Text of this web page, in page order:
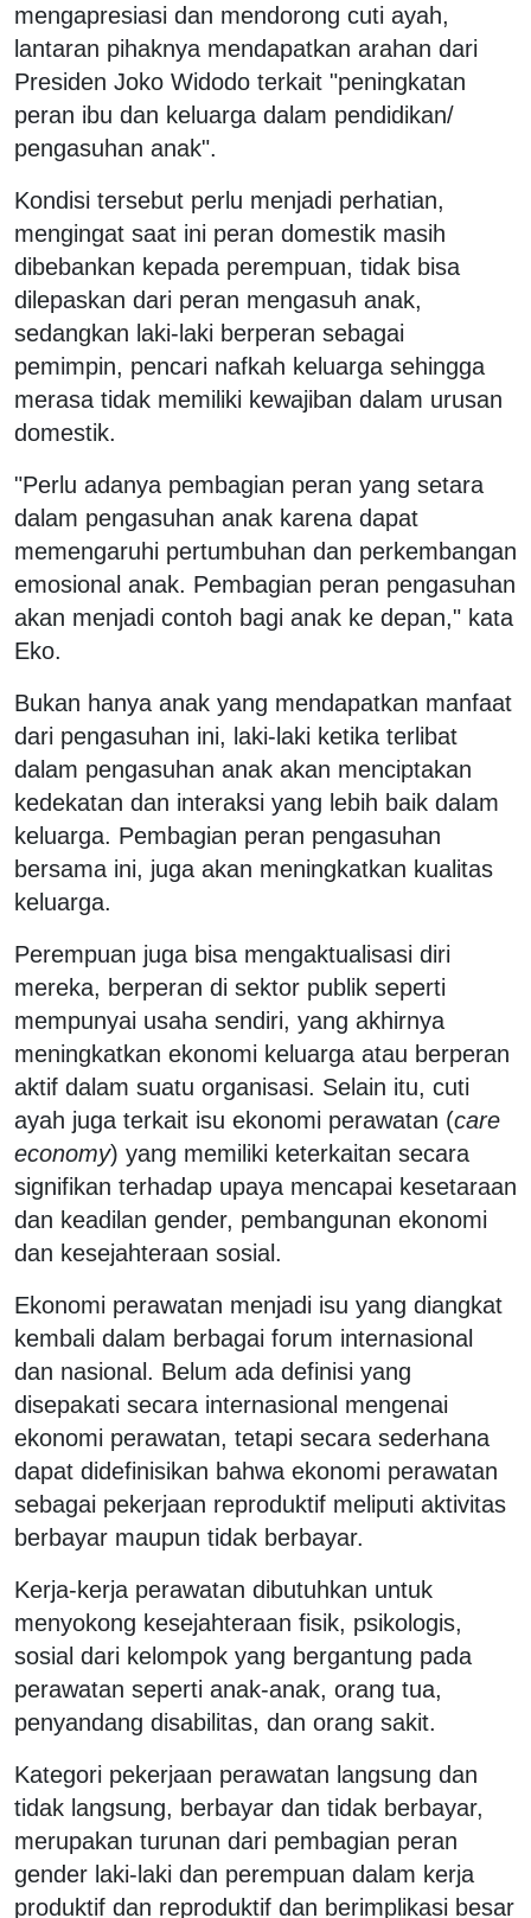
mengapresiasi dan mendorong cuti ayah,
lantaran pihaknya mendapatkan arahan dari
Presiden Joko Widodo terkait "peningkatan
peran ibu dan keluarga dalam pendidikan/
pengasuhan anak".
Kondisi tersebut perlu menjadi perhatian,
mengingat saat ini peran domestik masih
dibebankan kepada perempuan, tidak bisa
dilepaskan dari peran mengasuh anak,
sedangkan laki-laki berperan sebagai
pemimpin, pencari nafkah keluarga sehingga
merasa tidak memiliki kewajiban dalam urusan
domestik.
"Perlu adanya pembagian peran yang setara
dalam pengasuhan anak karena dapat
memengaruhi pertumbuhan dan perkembangan
emosional anak. Pembagian peran pengasuhan
akan menjadi contoh bagi anak ke depan," kata
Eko.
Bukan hanya anak yang mendapatkan manfaat
dari pengasuhan ini, laki-laki ketika terlibat
dalam pengasuhan anak akan menciptakan
kedekatan dan interaksi yang lebih baik dalam
keluarga. Pembagian peran pengasuhan
bersama ini, juga akan meningkatkan kualitas
keluarga.
Perempuan juga bisa mengaktualisasi diri
mereka, berperan di sektor publik seperti
mempunyai usaha sendiri, yang akhirnya
meningkatkan ekonomi keluarga atau berperan
aktif dalam suatu organisasi. Selain itu, cuti
ayah juga terkait isu ekonomi perawatan (care
economy) yang memiliki keterkaitan secara
signifikan terhadap upaya mencapai kesetaraan
dan keadilan gender, pembangunan ekonomi
dan kesejahteraan sosial.
Ekonomi perawatan menjadi isu yang diangkat
kembali dalam berbagai forum internasional
dan nasional. Belum ada definisi yang
disepakati secara internasional mengenai
ekonomi perawatan, tetapi secara sederhana
dapat didefinisikan bahwa ekonomi perawatan
sebagai pekerjaan reproduktif meliputi aktivitas
berbayar maupun tidak berbayar.
Kerja-kerja perawatan dibutuhkan untuk
menyokong kesejahteraan fisik, psikologis,
sosial dari kelompok yang bergantung pada
perawatan seperti anak-anak, orang tua,
penyandang disabilitas, dan orang sakit.
Kategori pekerjaan perawatan langsung dan
tidak langsung, berbayar dan tidak berbayar,
merupakan turunan dari pembagian peran
gender laki-laki dan perempuan dalam kerja
produktif dan reproduktif dan berimplikasi besar